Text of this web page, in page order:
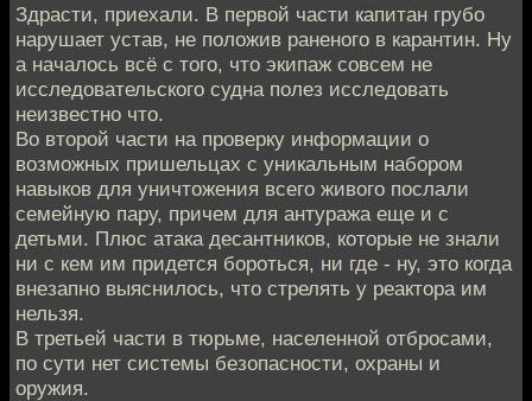
Здрасти, приехали. В первой части капитан грубо
нарушает устав, не положив раненого в карантин. Ну
а началось всё с того, что экипаж совсем не
исследовательского судна полез исследовать
неизвестно что.
Во второй части на проверку информации о
возможных пришельцах с уникальным набором
навыков для уничтожения всего живого послали
семейную пару, причем для антуража еще и с
детьми. Плюс атака десантников, которые не знали
ни с кем им придется бороться, ни где - ну, это когда
внезапно выяснилось, что стрелять у реактора им
нельзя.
В третьей части в тюрьме, населенной отбросами,
по сути нет системы безопасности, охраны и
оружия.